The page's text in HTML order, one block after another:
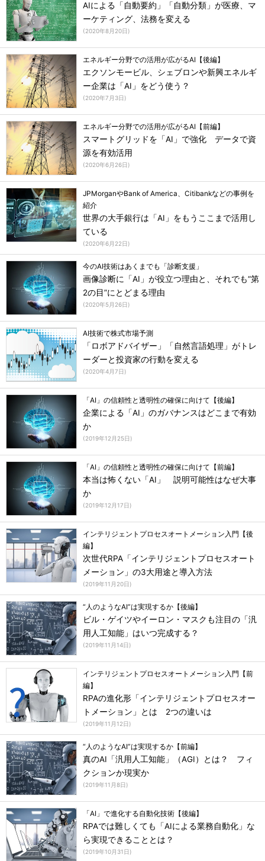
AIによる「自動要約」「自動分類」が医療、マ
ーケティング、法務を変える
(2020年8月20日)
エネルギー分野での活用が広がるAI【後編】
エクソンモービル、シェブロンや新興エネルギ
ー企業は「AI」をどう使う？
(2020年7月3日)
エネルギー分野での活用が広がるAI【前編】
スマートグリッドを「AI」で強化 データで資
源を有効活用
(2020年6月26日)
JPMorganやBank of America、Citibankなどの事例を
紹介
世界の大手銀行は「AI」をもうここまで活用し
ている
(2020年6月22日)
今のAI技術はあくまでも「診断支援」
画像診断に「AI」が役立つ理由と、それでも“第
2の目”にとどまる理由
(2020年5月26日)
AI技術で株式市場予測
「ロボアドバイザー」「自然言語処理」がトレ
ーダーと投資家の行動を変える
(2020年4月7日)
「AI」の信頼性と透明性の確保に向けて【後編】
企業による「AI」のガバナンスはどこまで有効
か
(2019年12月25日)
「AI」の信頼性と透明性の確保に向けて【前編】
本当は怖くない「AI」 説明可能性はなぜ大事
か
(2019年12月17日)
インテリジェントプロセスオートメーション入門【後
編】
次世代RPA「インテリジェントプロセスオート
メーション」の3大用途と導入方法
(2019年11月20日)
“人のようなAI”は実現するか【後編】
ビル・ゲイツやイーロン・マスクも注目の「汎
用人工知能」はいつ完成する？
(2019年11月14日)
インテリジェントプロセスオートメーション入門【前
編】
RPAの進化形「インテリジェントプロセスオー
トメーション」とは 2つの違いは
(2019年11月12日)
“人のようなAI”は実現するか【前編】
真のAI「汎用人工知能」（AGI）とは？ フィ
クションか現実か
(2019年11月8日)
「AI」で進化する自動化技術【後編】
RPAでは難しくても「AIによる業務自動化」な
ら実現できることとは？
(2019年10月31日)